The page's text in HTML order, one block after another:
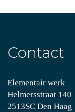
Contact
Elementair werk
Helmersstraat 140
2513SC Den Haag